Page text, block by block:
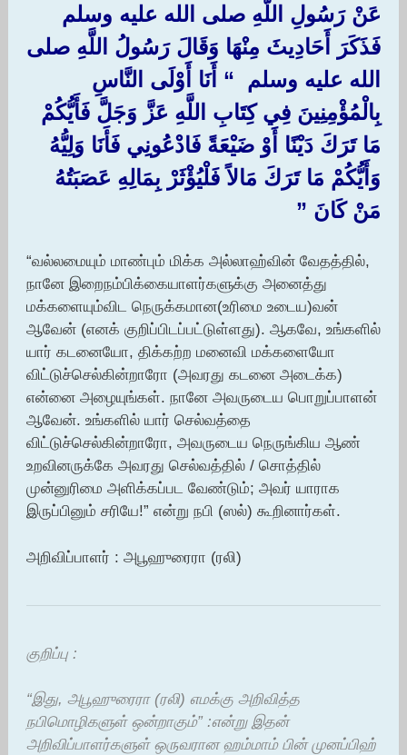
عَنْ رَسُولِ اللَّهِ صلى الله عليه وسلم
فَذَكَرَ أَحَادِيثَ مِنْهَا وَقَالَ رَسُولُ اللَّهِ صلى
الله عليه وسلم ‏ “‏ أَنَا أَوْلَى النَّاسِ
بِالْمُؤْمِنِينَ فِي كِتَابِ اللَّهِ عَزَّ وَجَلَّ فَأَيُّكُمْ
مَا تَرَكَ دَيْنًا أَوْ ضَيْعَةً فَادْعُونِي فَأَنَا وَلِيُّهُ
وَأَيُّكُمْ مَا تَرَكَ مَالاً فَلْيُؤْثَرْ بِمَالِهِ عَصَبَتُهُ
مَنْ كَانَ ‏”‏
“வல்லமையும் மாண்பும் மிக்க அல்லாஹ்வின் வேதத்தில்,
நானே இறைநம்பிக்கையாளர்களுக்கு அனைத்து
மக்களையும்விட நெருக்கமான(உரிமை உடைய)வன்
ஆவேன் (எனக் குறிப்பிடப்பட்டுள்ளது). ஆகவே, உங்களில்
யார் கடனையோ, திக்கற்ற மனைவி மக்களையோ
விட்டுச்செல்கின்றாரோ (அவரது கடனை அடைக்க)
என்னை அழையுங்கள். நானே அவருடைய பொறுப்பாளன்
ஆவேன். உங்களில் யார் செல்வத்தை
விட்டுச்செல்கின்றாரோ, அவருடைய நெருங்கிய ஆண்
உறவினருக்கே அவரது செல்வத்தில் / சொத்தில்
முன்னுரிமை அளிக்கப்பட வேண்டும்; அவர் யாராக
இருப்பினும் சரியே!” என்று நபி (ஸல்) கூறினார்கள்.
அறிவிப்பாளர் : அபூஹுரைரா (ரலி)
குறிப்பு :
“இது, அபூஹுரைரா (ரலி) எமக்கு அறிவித்த
நபிமொழிகளுள் ஒன்றாகும்” :என்று இதன்
அறிவிப்பாளர்களுள் ஒருவரான ஹம்மாம் பின் முனப்பிஹ்